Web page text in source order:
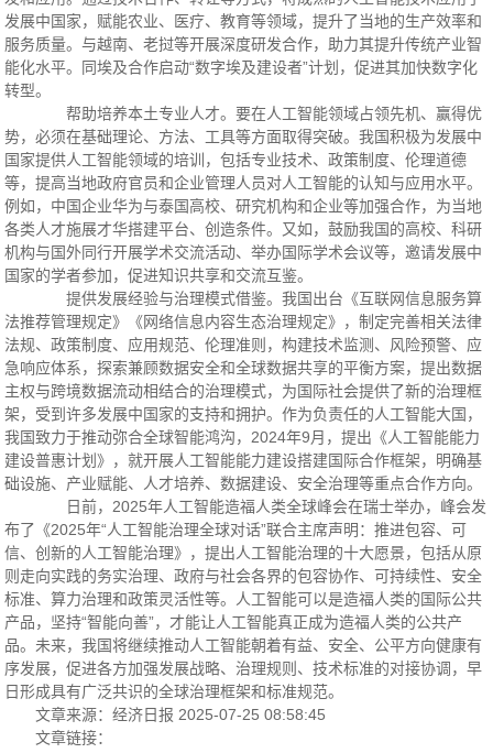
发展中国家，赋能农业、医疗、教育等领域，提升了当地的生产效率和
服务质量。与越南、老挝等开展深度研发合作，助力其提升传统产业智
能化水平。同埃及合作启动“数字埃及建设者”计划，促进其加快数字化
转型。
帮助培养本土专业人才。要在人工智能领域占领先机、赢得优
势，必须在基础理论、方法、工具等方面取得突破。我国积极为发展中
国家提供人工智能领域的培训，包括专业技术、政策制度、伦理道德
等，提高当地政府官员和企业管理人员对人工智能的认知与应用水平。
例如，中国企业华为与泰国高校、研究机构和企业等加强合作，为当地
各类人才施展才华搭建平台、创造条件。又如，鼓励我国的高校、科研
机构与国外同行开展学术交流活动、举办国际学术会议等，邀请发展中
国家的学者参加，促进知识共享和交流互鉴。
提供发展经验与治理模式借鉴。我国出台《互联网信息服务算
法推荐管理规定》《网络信息内容生态治理规定》，制定完善相关法律
法规、政策制度、应用规范、伦理准则，构建技术监测、风险预警、应
急响应体系，探索兼顾数据安全和全球数据共享的平衡方案，提出数据
主权与跨境数据流动相结合的治理模式，为国际社会提供了新的治理框
架，受到许多发展中国家的支持和拥护。作为负责任的人工智能大国，
我国致力于推动弥合全球智能鸿沟，2024年9月，提出《人工智能能力
建设普惠计划》，就开展人工智能能力建设搭建国际合作框架，明确基
础设施、产业赋能、人才培养、数据建设、安全治理等重点合作方向。
日前，2025年人工智能造福人类全球峰会在瑞士举办，峰会发
布了《2025年“人工智能治理全球对话”联合主席声明：推进包容、可
信、创新的人工智能治理》，提出人工智能治理的十大愿景，包括从原
则走向实践的务实治理、政府与社会各界的包容协作、可持续性、安全
标准、算力治理和政策灵活性等。人工智能可以是造福人类的国际公共
产品，坚持“智能向善”，才能让人工智能真正成为造福人类的公共产
品。未来，我国将继续推动人工智能朝着有益、安全、公平方向健康有
序发展，促进各方加强发展战略、治理规则、技术标准的对接协调，早
日形成具有广泛共识的全球治理框架和标准规范。
文章来源：经济日报 2025-07-25 08:58:45
文章链接：